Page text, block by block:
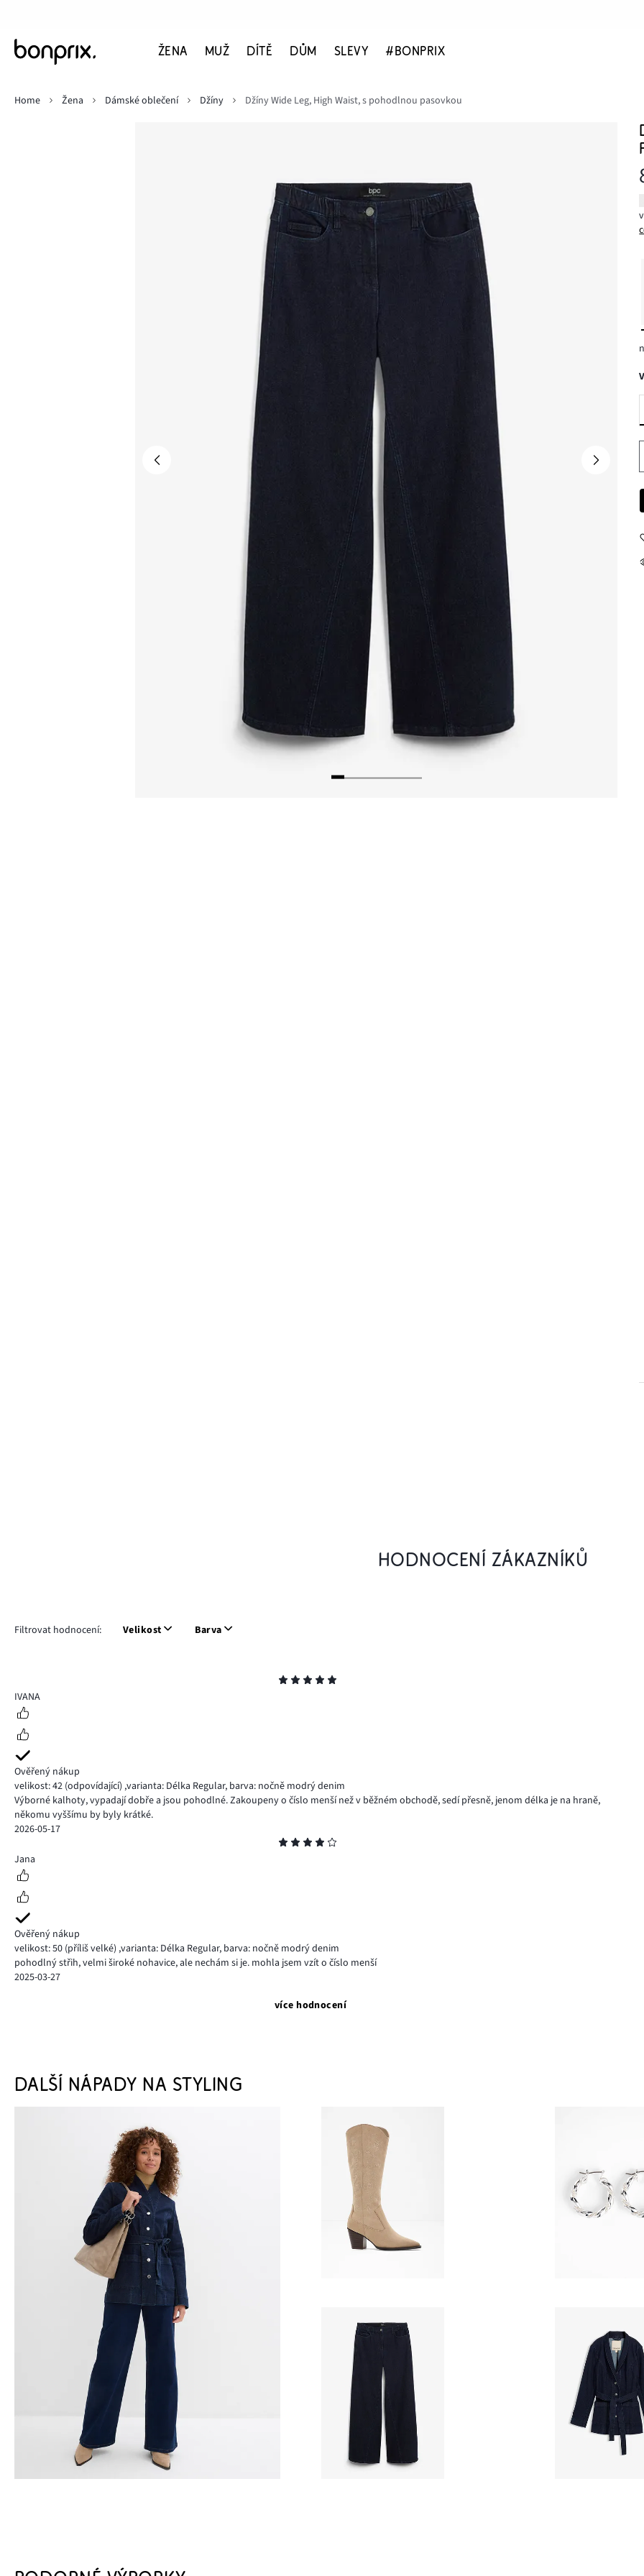
ŽENA MUŽ DÍTĚ DŮM SLEVY #BONPRIX
Home
Žena Dámské oblečení Džíny Džíny Wide Leg, High Waist, s pohodlnou pasovkou
HODNOCENÍ ZÁKAZNÍKŮ
Filtrovat hodnocení: Velikost Barva
5
IVANA
Ověřený nákup
velikost: 42 (odpovídající) ,varianta: Délka Regular, barva: nočně modrý denim
Výborné kalhoty, vypadají dobře a jsou pohodlné. Zakoupeny o číslo menší než v běžném obchodě, sedí přesně, jenom délka je na hraně,
někomu vyššímu by byly krátké.
2026-05-17
4
Jana
Ověřený nákup
velikost: 50 (příliš velké) ,varianta: Délka Regular, barva: nočně modrý denim
pohodlný střih, velmi široké nohavice, ale nechám si je. mohla jsem vzít o číslo menší
2025-03-27
více hodnocení
DALŠÍ NÁPADY NA STYLING